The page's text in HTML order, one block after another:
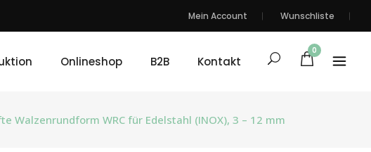
Mein Account Wunschliste
Onlineshop B2B Kontakt
0
Walzenrundform WRC für Edelstahl (INOX), 3 – 12 mm